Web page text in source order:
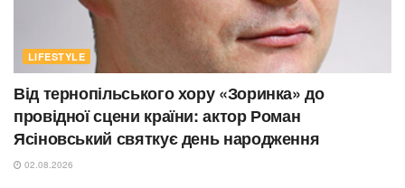
LIFESTYLE
Від тернопільського хору «Зоринка» до
провідної сцени країни: актор Роман
Ясіновський святкує день народження
02.08.2026